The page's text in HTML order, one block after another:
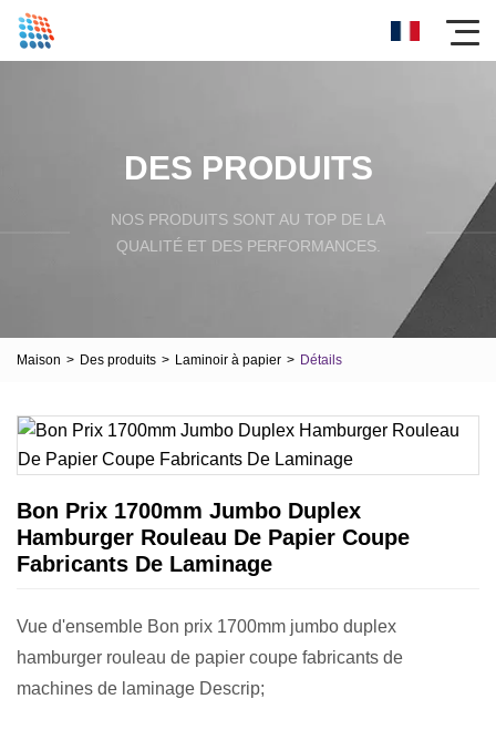
DES PRODUITS
NOS PRODUITS SONT AU TOP DE LA
QUALITÉ ET DES PERFORMANCES.
Maison > Des produits > Laminoir à papier > Détails
Bon Prix 1700mm Jumbo Duplex
Hamburger Rouleau De Papier Coupe
Fabricants De Laminage
Vue d'ensemble Bon prix 1700mm jumbo duplex
hamburger rouleau de papier coupe fabricants de
machines de laminage Descrip;